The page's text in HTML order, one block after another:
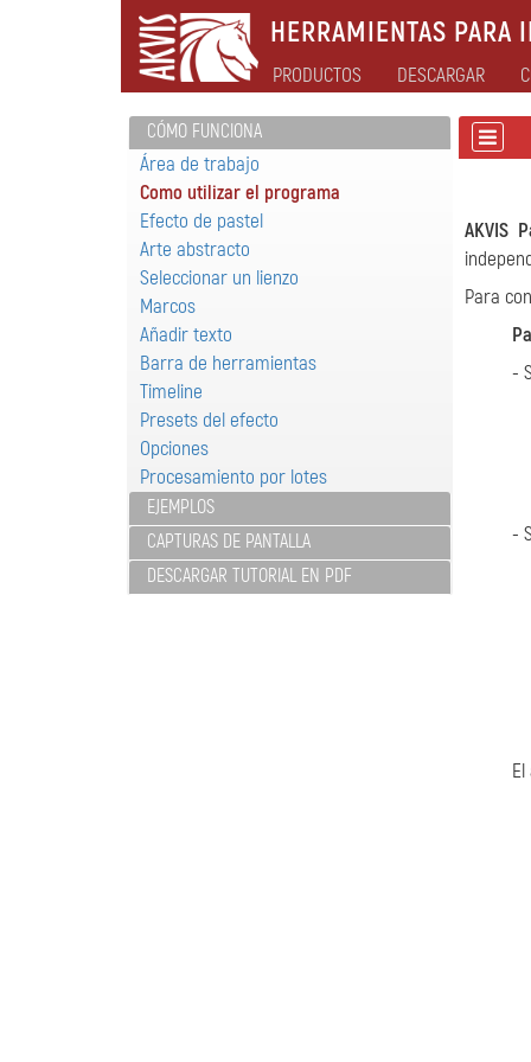
HERRAMIENTAS PARA
PRODUCTOS DESCARGAR
CÓMO FUNCIONA
Área de trabajo
Como utilizar el programa
Efecto de pastel
Arte abstracto
Seleccionar un lienzo
Marcos
Añadir texto
Barra de herramientas
Timeline
Presets del efecto
Opciones
Procesamiento por lotes
EJEMPLOS
CAPTURAS DE PANTALLA
DESCARGAR TUTORIAL EN PDF
AKVIS
Para
-
-